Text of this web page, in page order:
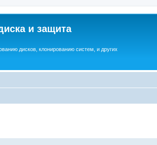
и защита
дисков, клонированию систем, и других